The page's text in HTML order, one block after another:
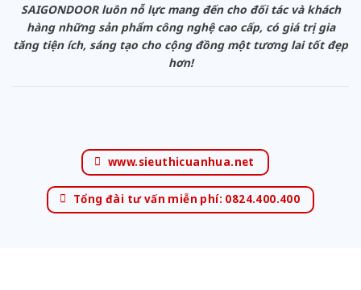
SAIGONDOOR luôn nỗ lực mang đến cho đối tác và khách
hàng những sản phẩm công nghệ cao cấp, có giá trị gia
tăng tiện ích, sáng tạo cho cộng đồng một tương lai tốt đẹp
hơn!
www.sieuthicuanhua.net
Tổng đài tư vấn miễn phí: 0824.400.400